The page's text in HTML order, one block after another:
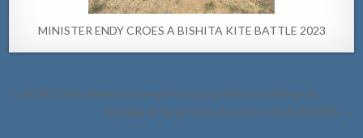
MINISTER ENDY CROES A BISHITA KITE BATTLE 2023
Post
← [VIDEO] Accidente cu hende herida pa falta di preferencia
Entrega di baret nobo durante e dia di ARUMIL →